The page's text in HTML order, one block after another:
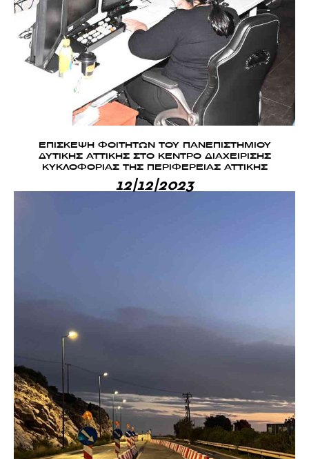
ΕΠΙΣΚΕΨΗ ΦΟΙΤΗΤΩΝ ΤΟΥ ΠΑΝΕΠΙΣΤΗΜΙΟΥ
ΔΥΤΙΚΗΣ ΑΤΤΙΚΗΣ ΣΤΟ ΚΕΝΤΡΟ ΔΙΑΧΕΙΡΙΣΗΣ
ΚΥΚΛΟΦΟΡΙΑΣ ΤΗΣ ΠΕΡΙΦΕΡΕΙΑΣ ΑΤΤΙΚΗΣ
12|12|2023